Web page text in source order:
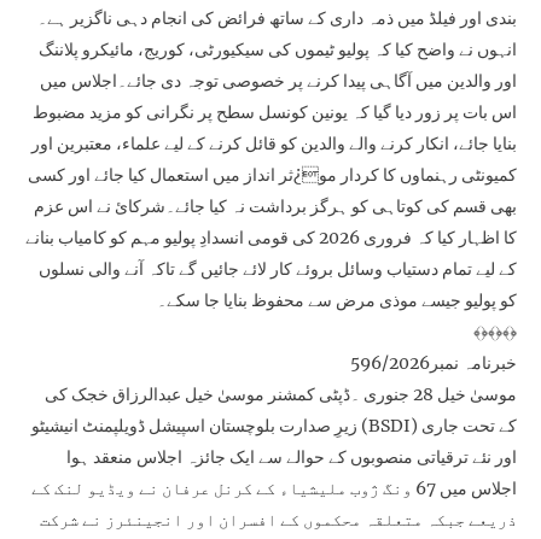
بندی اور فیلڈ میں ذمہ داری کے ساتھ فرائض کی انجام دہی ناگزیر ہے۔
انہوں نے واضح کیا کہ پولیو ٹیموں کی سیکیورٹی، کوریج، مائیکرو پلاننگ
اور والدین میں آگاہی پیدا کرنے پر خصوصی توجہ دی جائے۔اجلاس میں
اس بات پر زور دیا گیا کہ یونین کونسل سطح پر نگرانی کو مزید مضبوط
بنایا جائے، انکار کرنے والے والدین کو قائل کرنے کے لیے علماء، معتبرین اور
کمیونٹی رہنماوں کا کردار مو¿ثر انداز میں استعمال کیا جائے اور کسی
بھی قسم کی کوتاہی کو ہرگز برداشت نہ کیا جائے۔شرکائ نے اس عزم
کا اظہار کیا کہ فروری 2026 کی قومی انسدادِ پولیو مہم کو کامیاب بنانے
کے لیے تمام دستیاب وسائل بروئے کار لائے جائیں گے تاکہ آنے والی نسلوں
کو پولیو جیسے موذی مرض سے محفوظ بنایا جا سکے۔
﴾﴿﴾﴿﴾﴿
خبرنامہ نمبر596/2026
موسیٰ خیل 28 جنوری ۔ڈپٹی کمشنر موسیٰ خیل عبدالرزاق خجک کی
زیرِ صدارت بلوچستان اسپیشل ڈویلپمنٹ انیشیٹو (BSDI) کے تحت جاری
اور نئے ترقیاتی منصوبوں کے حوالے سے ایک جائزہ اجلاس منعقد ہوا
اجلاس میں 67 ونگ ژوب ملیشیاء کے کرنل عرفان نے ویڈیو لنک کے
ذریعے جبکہ متعلقہ محکموں کے افسران اور انجینئرز نے شرکت